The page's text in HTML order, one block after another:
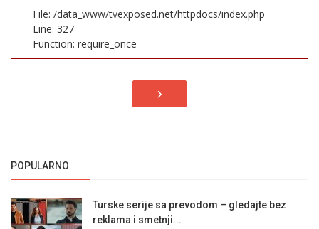
File: /data_www/tvexposed.net/httpdocs/index.php
Line: 327
Function: require_once
›
POPULARNO
Turske serije sa prevodom – gledajte bez
reklama i smetnji...